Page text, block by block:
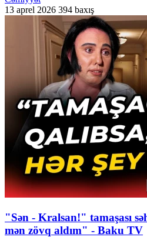
13 aprel 2026 394 baxış
"Sən - Kralsan!" tamaşası
mən zövq aldım" - Baku TV